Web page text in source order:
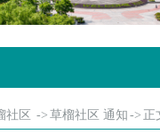
社区 -> 草榴社区 通知 -> 正